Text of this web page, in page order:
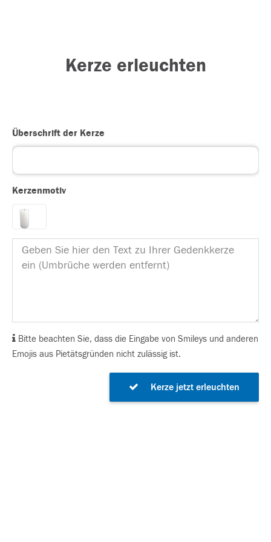
Kerze erleuchten
Überschrift der Kerze
Kerzenmotiv
Bitte beachten Sie, dass die Eingabe von Smileys und anderen
Emojis aus Pietätsgründen nicht zulässig ist.
Kerze jetzt erleuchten